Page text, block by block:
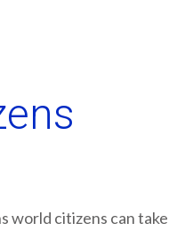
world citizens can take